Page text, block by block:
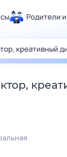
Родители
Спорт